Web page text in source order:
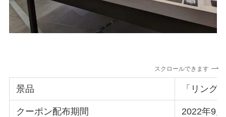
スクロールできます
景品 「リング
クーポン配布期間 2022年9